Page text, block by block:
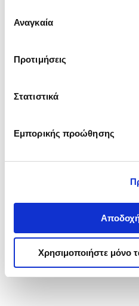
ενδιαφέρουν και να
΄΄και
συγκατάθεσης
Αναγκαία
Προτιμήσεις
Στατιστικά
Εμπορικής προώθησης
Χρησιμοποιήστε μόνο